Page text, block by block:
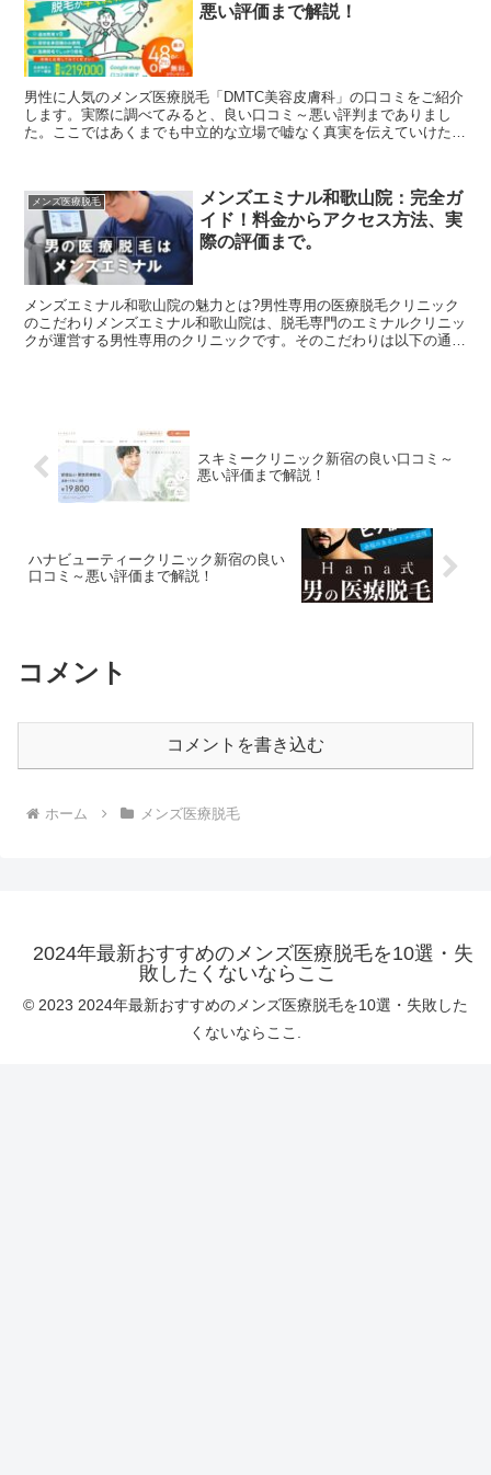
悪い評価まで解説！
男性に人気のメンズ医療脱毛「DMTC美容皮膚科」の口コミをご紹介
します。実際に調べてみると、良い口コミ～悪い評判までありまし
た。ここではあくまでも中立的な立場で嘘なく真実を伝えていけたら
メンズ医療脱毛
メンズエミナル和歌山院：完全ガ
イド！料金からアクセス方法、実
際の評価まで。
メンズエミナル和歌山院の魅力とは?男性専用の医療脱毛クリニック
のこだわりメンズエミナル和歌山院は、脱毛専門のエミナルクリニッ
クが運営する男性専用のクリニックです。そのこだわりは以下の通り
スキミークリニック新宿の良い口コミ～
悪い評価まで解説！
ハナビューティークリニック新宿の良い
口コミ～悪い評価まで解説！
コメント
コメントを書き込む
ホーム メンズ医療脱毛
2024年最新おすすめのメンズ医療脱毛を10選・失
敗したくないならここ
© 2023 2024年最新おすすめのメンズ医療脱毛を10選・失敗した
くないならここ.